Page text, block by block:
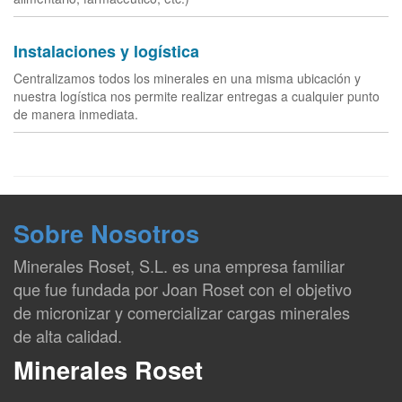
Instalaciones y logística
Centralizamos todos los minerales en una misma ubicación y
nuestra logística nos permite realizar entregas a cualquier punto
de manera inmediata.
Sobre Nosotros
Minerales Roset, S.L. es una empresa familiar
que fue fundada por Joan Roset con el objetivo
de micronizar y comercializar cargas minerales
de alta calidad.
Minerales Roset